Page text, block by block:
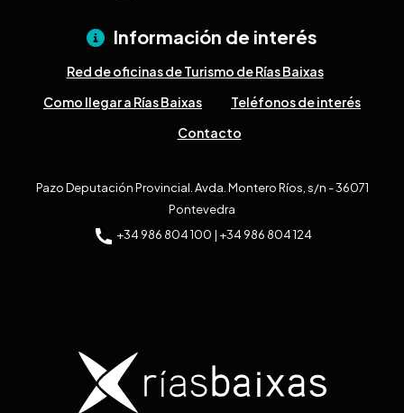
Información de interés
Red de oficinas de Turismo de Rías Baixas
Como llegar a Rías Baixas
Teléfonos de interés
Contacto
Pazo Deputación Provincial. Avda. Montero Ríos, s/n - 36071
Pontevedra
+34 986 804 100 | +34 986 804 124